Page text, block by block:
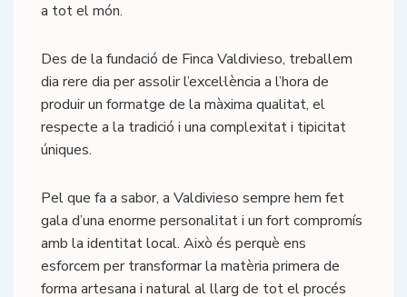
a tot el món.
Des de la fundació de Finca Valdivieso, treballem
dia rere dia per assolir l’excel·lència a l’hora de
produir un formatge de la màxima qualitat, el
respecte a la tradició i una complexitat i tipicitat
úniques.
Pel que fa a sabor, a Valdivieso sempre hem fet
gala d’una enorme personalitat i un fort compromís
amb la identitat local. Això és perquè ens
esforcem per transformar la matèria primera de
forma artesana i natural al llarg de tot el procés